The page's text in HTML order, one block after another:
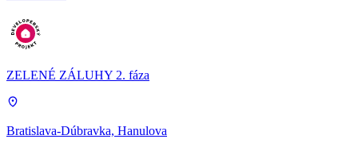
ZELENÉ ZÁLUHY 2. fáza
Bratislava-Dúbravka, Hanulova